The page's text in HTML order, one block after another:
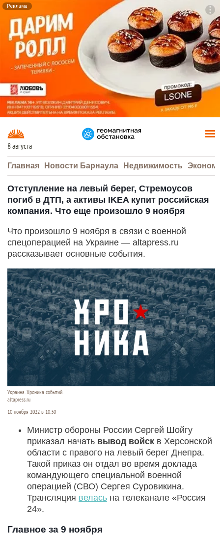
Реклама
8 августа
Главная Новости Барнаула Недвижимость
Отступление на левый берег, Стремоусов
погиб в ДТП, а активы IKEA купит российская
компания. Что еще произошло 9 ноября
Что произошло 9 ноября в связи с военной
спецоперацией на Украине — altapress.ru
рассказывает основные события.
Украина. Хроника событий.
altapress.ru
10 ноября 2022 в 10:30
Министр обороны России Сергей Шойгу
приказал начать вывод войск в Херсонской
области с правого на левый берег Днепра.
Такой приказ он отдал во время доклада
командующего специальной военной
операцией (СВО) Сергея Суровикина.
Трансляция велась на телеканале «Россия
24».
Главное за 9 ноября